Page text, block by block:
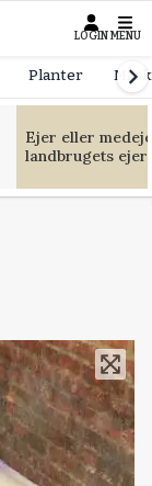
LOGIN MENU
Planter
Ejer eller
landbrugets